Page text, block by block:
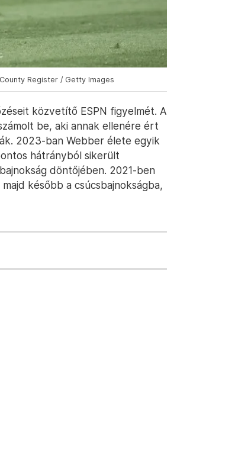
Register / Getty Images
közvetítő ESPN figyelmét. A
be, aki annak ellenére ért
2023-ban Webber élete egyik
hátrányból sikerült
döntőjében. 2021-ben
később a csúcsbajnokságba,